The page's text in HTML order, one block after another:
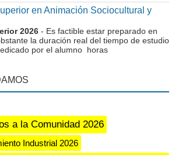
en Animación Sociocultural y
2026 - Es factible estar preparado en
la duración real del tiempo de estudio
por el alumno horas
a la Comunidad 2026
Industrial 2026